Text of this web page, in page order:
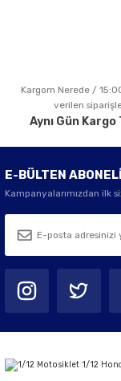
Kargom Nerede /
verilen
Aynı Gün Kargo
E-BÜLTEN
Kampanyalarımızdan ilk